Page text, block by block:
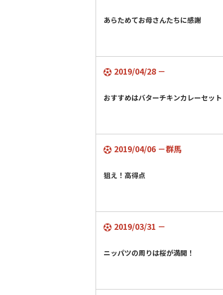
あらためてお母さんたちに感謝
2019/04/28 －
おすすめはバターチキンカレーセッ
2019/04/06 －群馬
狙え！高得点
2019/03/31 －
ニッパツの周りは桜が満開！